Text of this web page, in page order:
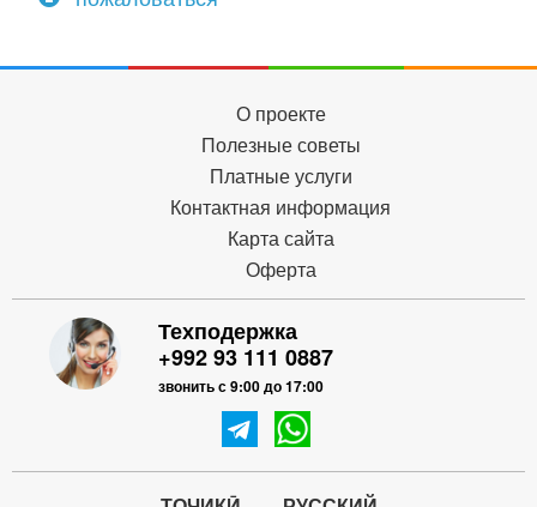
О проекте
Полезные советы
Платные услуги
Контактная информация
Карта сайта
Оферта
Техподержка
+992 93 111 0887
звонить с 9:00 до 17:00